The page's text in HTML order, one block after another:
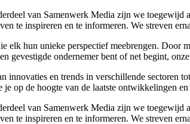
van Samenwerk Media zijn we toegewijd
te inspireren en te informeren. We streven
elk hun unieke perspectief meebrengen. Door
ondernemer bent of net begint,
en trends in verschillende sectoren
op de hoogte van de laatste ontwikkelingen en
van Samenwerk Media zijn we toegewijd
te inspireren en te informeren. We streven